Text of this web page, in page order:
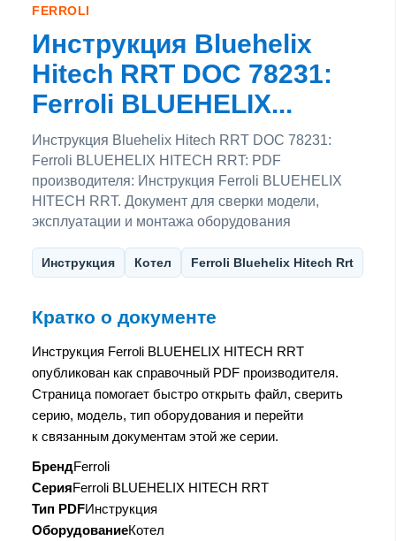
FERROLI
Инструкция Bluehelix
Hitech RRT DOC 78231:
Ferroli BLUEHELIX...
Инструкция Bluehelix Hitech RRT DOC 78231:
Ferroli BLUEHELIX HITECH RRT: PDF
производителя: Инструкция Ferroli BLUEHELIX
HITECH RRT. Документ для сверки модели,
эксплуатации и монтажа оборудования
Инструкция Котел Ferroli Bluehelix Hitech Rrt
Кратко о документе
Инструкция Ferroli BLUEHELIX HITECH RRT
опубликован как справочный PDF производителя.
Страница помогает быстро открыть файл, сверить
серию, модель, тип оборудования и перейти
к связанным документам этой же серии.
БрендFerroli
СерияFerroli BLUEHELIX HITECH RRT
Тип PDFИнструкция
ОборудованиеКотел